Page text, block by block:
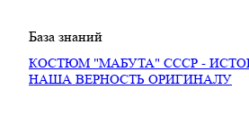
База знаний
КОСТЮМ "МАБУТА" СССР -
НАША ВЕРНОСТЬ ОРИГИНАЛУ